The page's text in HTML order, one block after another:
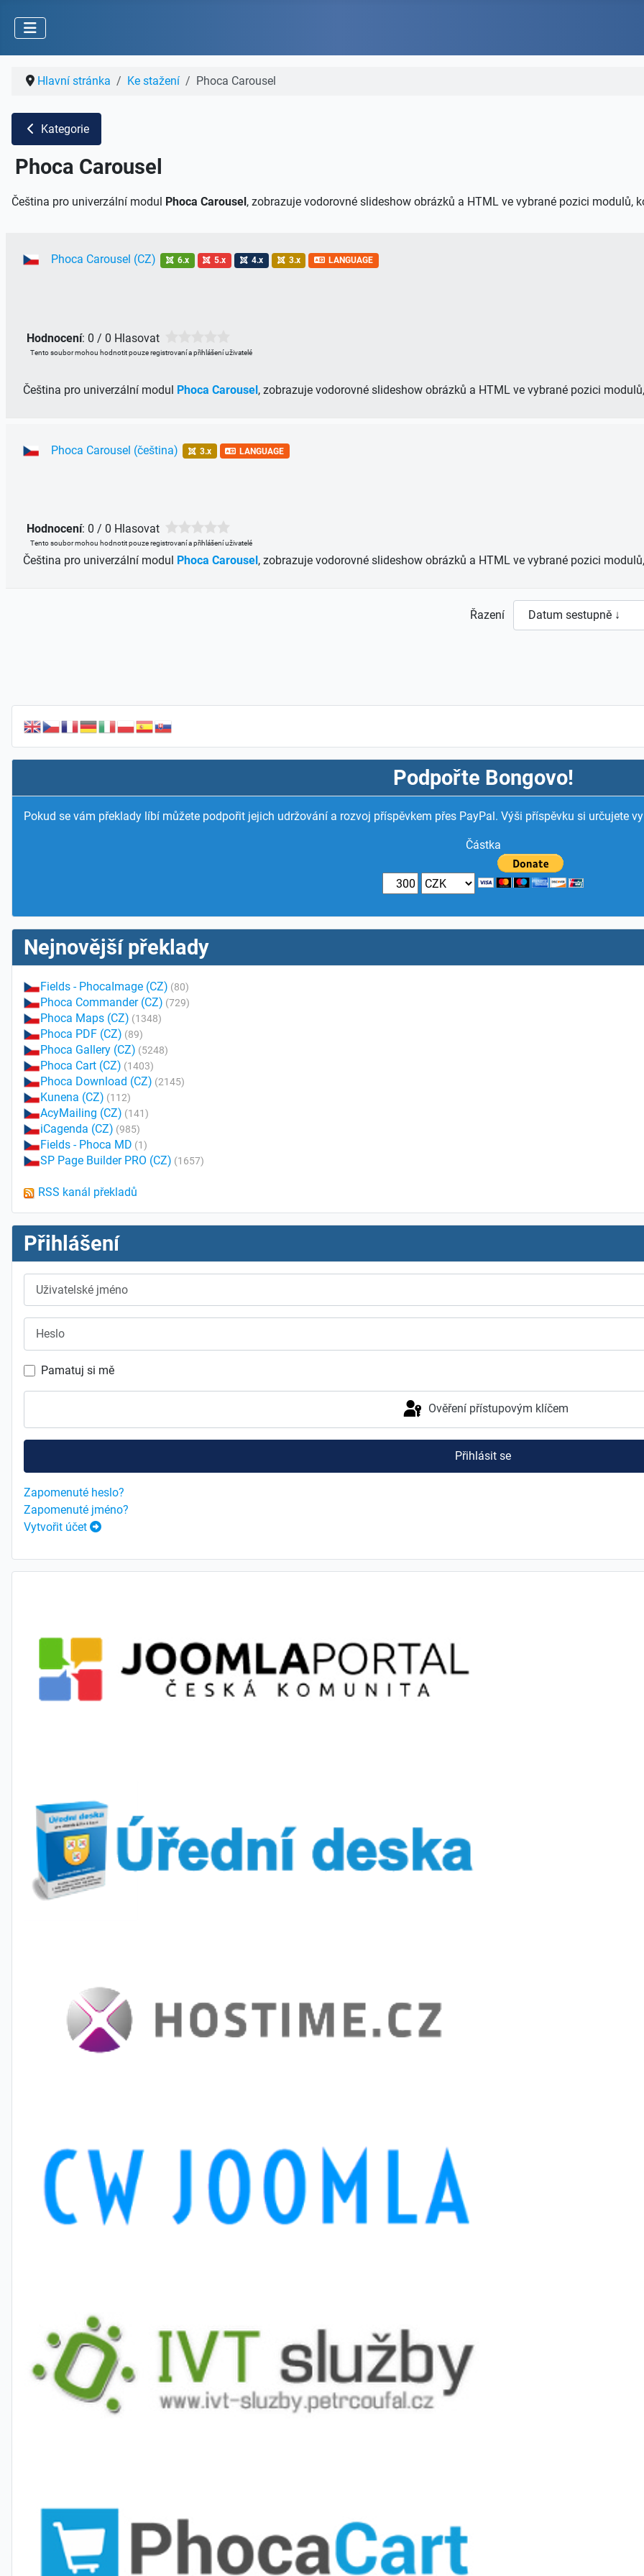
Hlavní stránka Ke stažení Phoca Carousel
Kategorie
Phoca Carousel
Čeština pro univerzální modul Phoca Carousel , zobrazuje vodorovné slideshow obrázků a HTML ve vybrané pozici modulů,
Phoca Carousel (CZ) 6.x 5.x 4.x 3.x LANGUAGE
Hodnocení: 0 / 0 Hlasovat
Tento soubor mohou hodnotit pouze registrovaní a přihlášení uživatelé
Čeština pro univerzální modul Phoca Carousel, zobrazuje vodorovné slideshow obrázků a HTML ve vybrané pozici
Phoca Carousel (čeština) 3.x LANGUAGE
Hodnocení: 0 / 0 Hlasovat
Tento soubor mohou hodnotit pouze registrovaní a přihlášení uživatelé
Čeština pro univerzální modul Phoca Carousel, zobrazuje vodorovné slideshow obrázků a HTML ve vybrané pozici
Řazení
Podpořte Bongovo!
Pokud se vám překlady líbí můžete podpořit jejich udržování a rozvoj příspěvkem přes PayPal. Výši příspěvku si určujete
Částka
Nejnovější překlady
Fields - PhocaImage (CZ) (80)
Phoca Commander (CZ) (729)
Phoca Maps (CZ) (1348)
Phoca PDF (CZ) (89)
Phoca Gallery (CZ) (5248)
Phoca Cart (CZ) (1403)
Phoca Download (CZ) (2145)
Kunena (CZ) (112)
AcyMailing (CZ) (141)
iCagenda (CZ) (985)
Fields - Phoca MD (1)
SP Page Builder PRO (CZ) (1657)
RSS kanál překladů
Přihlášení
Pamatuj si mě
Ověření přístupovým klíčem
Přihlásit se
Zapomenuté heslo?
Zapomenuté jméno?
Vytvořit účet